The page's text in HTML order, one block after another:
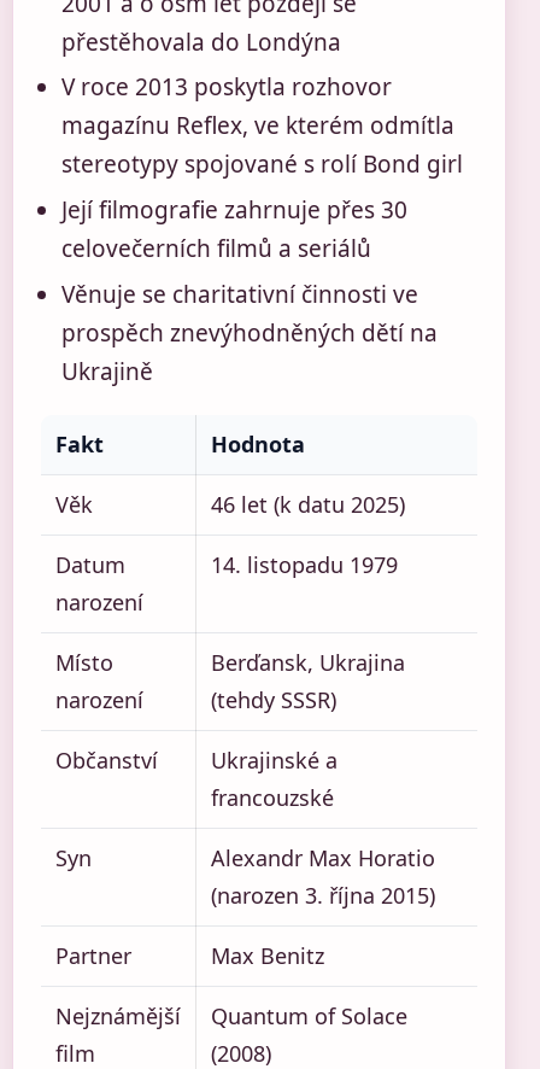
přestěhovala do Londýna
V roce 2013 poskytla rozhovor
magazínu Reflex, ve kterém odmítla
stereotypy spojované s rolí Bond girl
Její filmografie zahrnuje přes 30
celovečerních filmů a seriálů
Věnuje se charitativní činnosti ve
prospěch znevýhodněných dětí na
Ukrajině
Fakt Hodnota
Věk 46 let (k datu 2025)
Datum
narození
14. listopadu 1979
Místo
narození
Berďansk, Ukrajina
(tehdy SSSR)
Občanství
Ukrajinské a
francouzské
Syn
Alexandr Max Horatio
(narozen 3. října 2015)
Partner Max Benitz
Nejznámější
film
Quantum of Solace
(2008)